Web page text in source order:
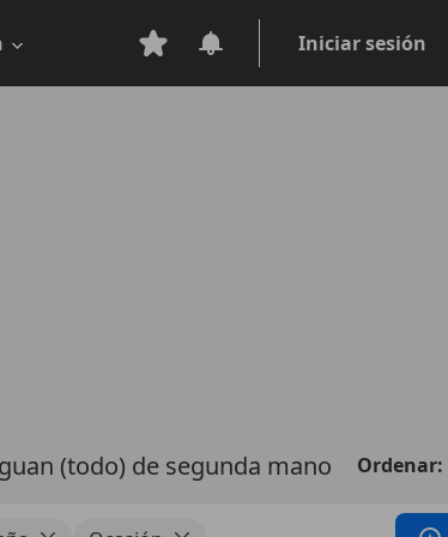
Iniciar sesión
(todo) de segunda mano Ordenar: